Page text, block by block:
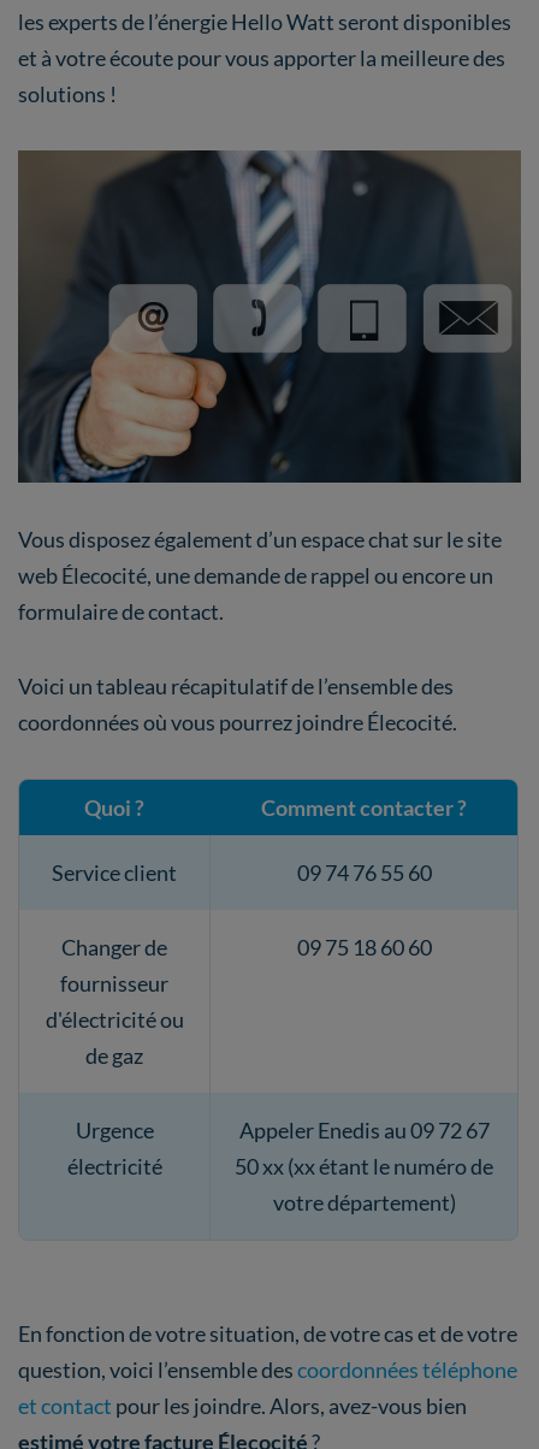
les experts de l’énergie Hello Watt seront disponibles
et à votre écoute pour vous apporter la meilleure des
solutions !
Vous disposez également d’un espace chat sur le site
web Élecocité, une demande de rappel ou encore un
formulaire de contact.
Voici un tableau récapitulatif de l’ensemble des
coordonnées où vous pourrez joindre Élecocité.
Quoi ? Comment contacter ?
Service client 09 74 76 55 60
Changer de
fournisseur
d'électricité ou
de gaz
09 75 18 60 60
Urgence
électricité
Appeler Enedis au 09 72 67
50 xx (xx étant le numéro de
votre département)
En fonction de votre situation, de votre cas et de votre
question, voici l’ensemble descoordonnées téléphone
et contact pour les joindre. Alors, avez-vous bien
estimé votre facture Élecocité?